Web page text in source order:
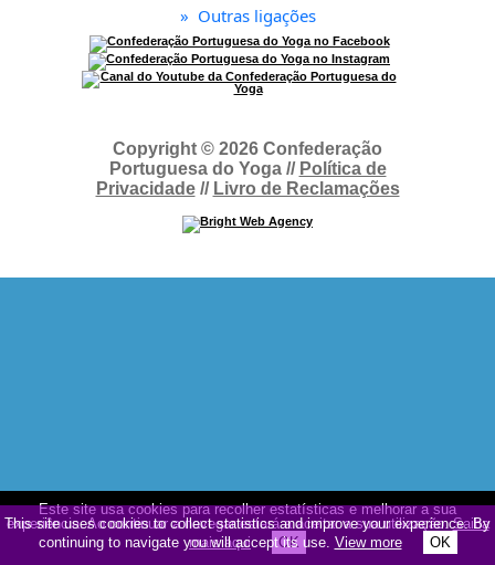
Este site usa cookies para recolher estatísticas e melhorar a sua
experiência. Ao continuar a navegar estará a aceitar a sua utilização.Saiba
mais aqui
OK
» Outras ligações
Copyright © 2026 Confederação
Portuguesa do Yoga // Política de
Privacidade// Livro de Reclamações
This site uses cookies to collect statistics and improve your experience. By
continuing to navigate you will accept its use. View more OK